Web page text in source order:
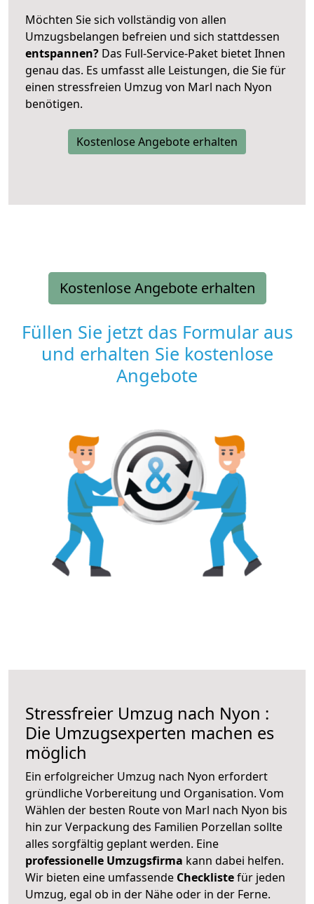
Möchten Sie sich vollständig von allen
Umzugsbelangen befreien und sich stattdessen
entspannen? Das Full-Service-Paket bietet Ihnen
genau das. Es umfasst alle Leistungen, die Sie für
einen stressfreien Umzug von Marl nach Nyon
benötigen.
Kostenlose Angebote erhalten
Kostenlose Angebote erhalten
Füllen Sie jetzt das Formular aus
und erhalten Sie kostenlose
Angebote
Stressfreier Umzug nach Nyon :
Die Umzugsexperten machen es
möglich
Ein erfolgreicher Umzug nach Nyon erfordert
gründliche Vorbereitung und Organisation. Vom
Wählen der besten Route von Marl nach Nyon bis
hin zur Verpackung des Familien Porzellan sollte
alles sorgfältig geplant werden. Eine
professionelle Umzugsfirma kann dabei helfen.
Wir bieten eine umfassende Checklistefür jeden
Umzug, egal ob in der Nähe oder in der Ferne.